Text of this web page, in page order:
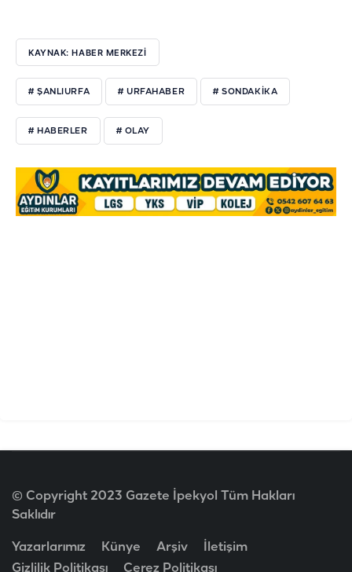
KAYNAK: HABER MERKEZI
# ŞANLIURFA # URFAHABER # SONDAKIKA
# HABERLER # OLAY
© Copyright 2023 Gazete İpekyol Tüm Hakları
Saklıdır
Yazarlarımız Künye Arşiv
İletişim
Gizlilik Politikası
Çerez Politikası